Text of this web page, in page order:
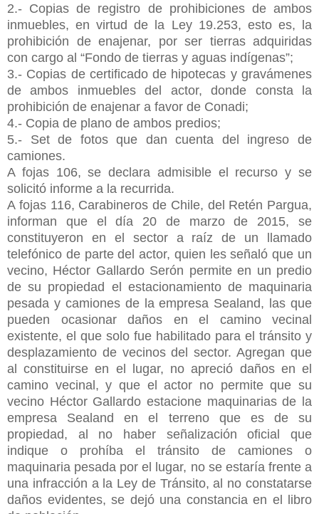
2.- Copias de registro de prohibiciones de ambos
inmuebles, en virtud de la Ley 19.253, esto es, la
prohibición de enajenar, por ser tierras adquiridas
con cargo al “Fondo de tierras y aguas indígenas”;
3.- Copias de certificado de hipotecas y gravámenes
de ambos inmuebles del actor, donde consta la
prohibición de enajenar a favor de Conadi;
4.- Copia de plano de ambos predios;
5.- Set de fotos que dan cuenta del ingreso de
camiones.
A fojas 106, se declara admisible el recurso y se
solicitó informe a la recurrida.
A fojas 116, Carabineros de Chile, del Retén Pargua,
informan que el día 20 de marzo de 2015, se
constituyeron en el sector a raíz de un llamado
telefónico de parte del actor, quien les señaló que un
vecino, Héctor Gallardo Serón permite en un predio
de su propiedad el estacionamiento de maquinaria
pesada y camiones de la empresa Sealand, las que
pueden ocasionar daños en el camino vecinal
existente, el que solo fue habilitado para el tránsito y
desplazamiento de vecinos del sector. Agregan que
al constituirse en el lugar, no apreció daños en el
camino vecinal, y que el actor no permite que su
vecino Héctor Gallardo estacione maquinarias de la
empresa Sealand en el terreno que es de su
propiedad, al no haber señalización oficial que
indique o prohíba el tránsito de camiones o
maquinaria pesada por el lugar, no se estaría frente a
una infracción a la Ley de Tránsito, al no constatarse
daños evidentes, se dejó una constancia en el libro